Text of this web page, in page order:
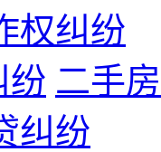
权纠纷
纷 二手
纠纷